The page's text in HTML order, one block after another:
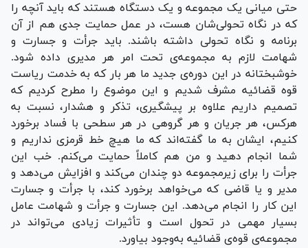
حتی میانی یک مجموعه‌ و یک دستگاه هستند که باید آنچه را
که در نگاه تحولی‌شان هست، در عمل حمایت جدی هم از آن
برنامه و نگاه تحولی داشته باشند. باید جرأت و جسارت و
شهامت لازم به مجموعه‌ی تحت امر هر مدیری داده شود.
خوشبختانه در این دوره‌ی جدید ما هر بار که به خدمت ریاست
قوه قضائیه مشرف شدیم و این موضوع را مطرح کردیم که
تصمیم داریم علاوه بر پیشگیری، تذکر و هشدار، نسبت به
هرکس، هر جریان و هر گروهی در هر سطحی با فساد برخورد
کنیم، ایشان به ما گفته‌اند که ما هیچ خط قرمزی نداریم و
شما انجام دهید و من هم کاملاً حمایت می‌کنم. خب این
جرأت را برای زیرمجموعه دو چندان می‌کند و افزایش می‌دهد و
مدیر و یا قاضی که می‌خواهد برخورد کند، با جرأت و جسارت
این کار را انجام می‌دهد. این جسارت و جرأت و شهامت عامل
بسیار مهمی در تحول است و تأثیرات زیادی می‌تواند در
مجموعه‌ی قوه‌ی قضائیه به‌وجود بیاورد.